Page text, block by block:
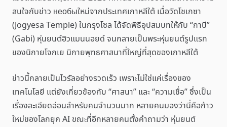
สนใจกับข่าว необыใหม่จากประเทศเกาหลีใต้ เมื่อวัดโชเกซา
(Jogyesa Temple) ในกรุงโซล ได้จัดพิธีอุปสมบทให้กับ “กาบี”
(Gabi) หุ่นยนต์ฮิวแมนนอยด์ จนกลายเป็นพระหุ่นยนต์รูปแรก
ของนิกายโจกเย นิกายพุทธศาสนาที่ใหญ่ที่สุดของเกาหลีใต้
ข่าวนี้กลายเป็นไวรัลอย่างรวดเร็ว เพราะไม่ใช่แค่เรื่องของ
เทคโนโลยี แต่ยังเกี่ยวข้องกับ “ศาสนา” และ “ความเชื่อ” ซึ่งเป็น
เรื่องละเอียดอ่อนสำหรับคนจำนวนมาก หลายคนมองว่านี่คือก้าว
ใหม่ของโลกยุค AI ขณะที่อีกหลายคนตั้งคำถามว่า หุ่นยนต์